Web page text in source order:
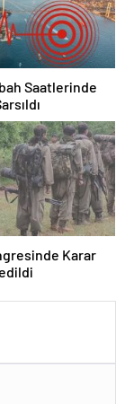
Saatlerinde
Karar